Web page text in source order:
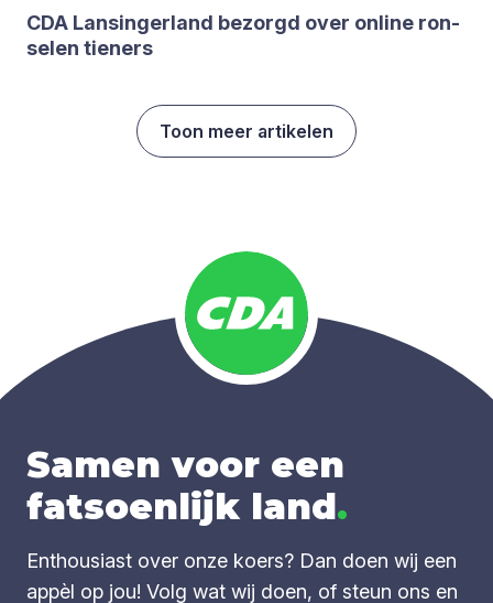
CDA Lan­sin­ger­land bezorgd over onli­ne ron­
se­len tie­ners
Toon meer artikelen
Samen voor een
fatsoenlijk land.
Enthousiast over onze koers? Dan doen wij een
appèl op jou! Volg wat wij doen, of steun ons en